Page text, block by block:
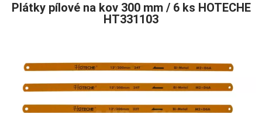
Plátky pílové na kov 300 mm / 6 ks HOTECHE
HT331103